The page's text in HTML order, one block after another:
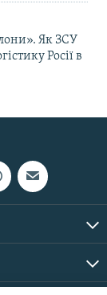
Як ЗСУ
Росії в